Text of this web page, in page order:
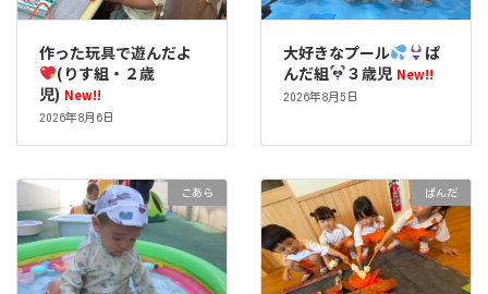
作った玩具で遊んだよ
(りす組・２歳
児) New!!
2026年8月6日
大好きなプール
ぱ
んだ組
３歳児 New!!
2026年8月5日
こあら ぱんだ